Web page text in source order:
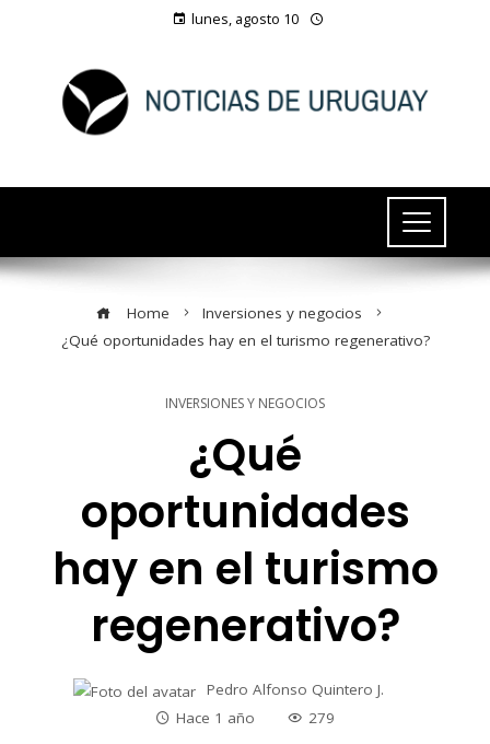
lunes, agosto 10
Home
Inversiones y negocios
¿Qué oportunidades hay en el turismo regenerativo?
INVERSIONES Y NEGOCIOS
¿Qué
oportunidades
hay en el turismo
regenerativo?
Pedro Alfonso Quintero J.
Hace 1 año
279